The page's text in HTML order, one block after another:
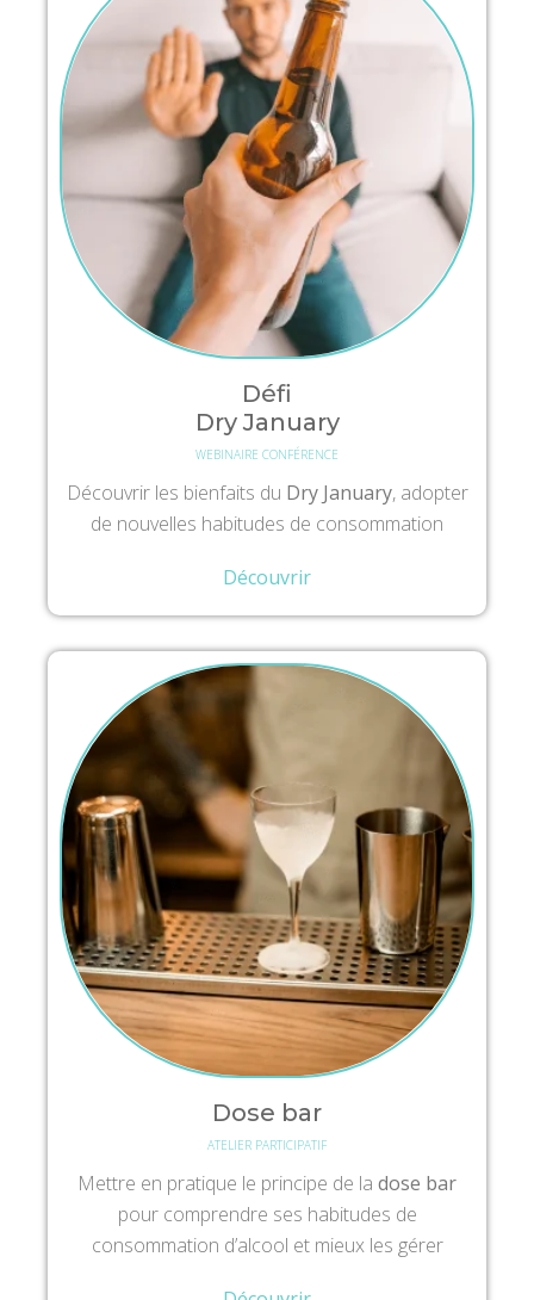
Défi
Dry January
WEBINAIRE CONFÉRENCE
Découvrir les bienfaits du Dry January, adopter
de nouvelles habitudes de consommation
Découvrir
Dose bar
ATELIER PARTICIPATIF
Mettre en pratique le principe de la dose bar
pour comprendre ses habitudes de
consommation d’alcool et mieux les gérer